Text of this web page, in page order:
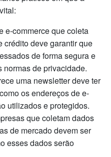
e-commerce que coleta
crédito deve garantir que
de forma segura e
normas de privacidade.
uma newsletter deve ter
os endereços de e-
utilizados e protegidos.
que coletam dados
de mercado devem ser
esses dados serão